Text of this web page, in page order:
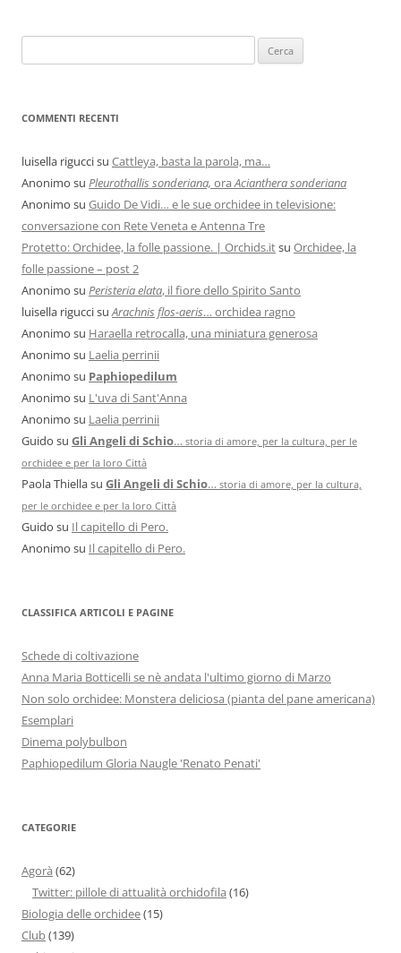
COMMENTI RECENTI
luisella riguccisu Cattleya, basta la parola, ma…
Anonimo su Pleurothallis sonderiana, ora Acianthera sonderiana
Anonimo su Guido De Vidi… e le sue orchidee in televisione:
conversazione con Rete Veneta e Antenna Tre
Protetto: Orchidee, la folle passione. | Orchids.itsu Orchidee, la
folle passione – post 2
Anonimo su Peristeria elata, il fiore dello Spirito Santo
luisella riguccisu Arachnis flos-aeris… orchidea ragno
Anonimo su Haraella retrocalla, una miniatura generosa
Anonimo su Laelia perrinii
Anonimo su Paphiopedilum
Anonimo su L'uva di Sant'Anna
Anonimo su Laelia perrinii
Guido su Gli Angeli di Schio… storia di amore, per la cultura, per le
orchidee e per la loro Città
Paola Thiellasu Gli Angeli di Schio… storia di amore, per la cultura,
per le orchidee e per la loro Città
Guido su Il capitello di Pero.
Anonimo su Il capitello di Pero.
CLASSIFICA ARTICOLI E PAGINE
Schede di coltivazione
Anna Maria Botticelli se nè andata l'ultimo giorno di Marzo
Non solo orchidee: Monstera deliciosa (pianta del pane americana)
Esemplari
Dinema polybulbon
Paphiopedilum Gloria Naugle 'Renato Penati'
CATEGORIE
Agorà (62)
Twitter: pillole di attualità orchidofila (16)
Biologia delle orchidee(15)
Club(139)